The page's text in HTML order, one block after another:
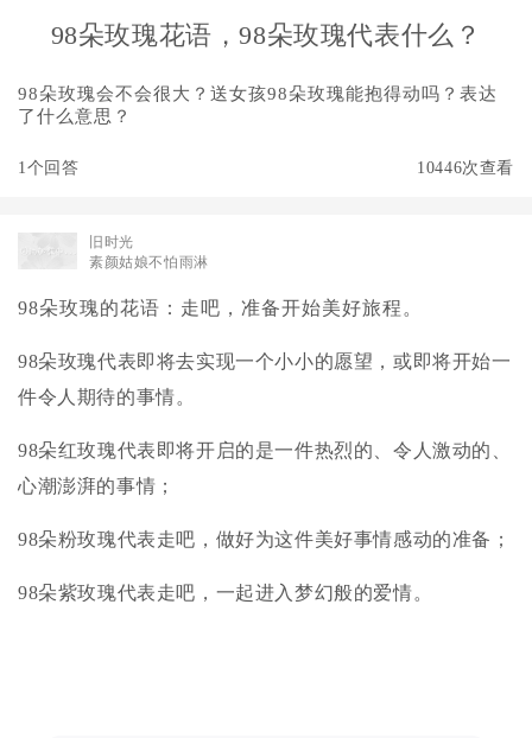
98朵玫瑰花语，98朵玫瑰代表什么？
98朵玫瑰会不会很大？送女孩98朵玫瑰能抱得动吗？表达
了什么意思？
1个回答 10446次查看
旧时光
素颜姑娘不怕雨淋
98朵玫瑰的花语：走吧，准备开始美好旅程。
98朵玫瑰代表即将去实现一个小小的愿望，或即将开始一
件令人期待的事情。
98朵红玫瑰代表即将开启的是一件热烈的、令人激动的、
心潮澎湃的事情；
98朵粉玫瑰代表走吧，做好为这件美好事情感动的准备；
98朵紫玫瑰代表走吧，一起进入梦幻般的爱情。